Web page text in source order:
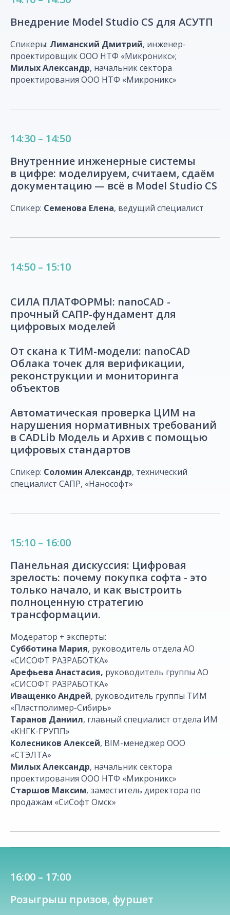
Внедрение Model Studio CS для АСУТП
Спикеры: Лиманский Дмитрий, инженер-
проектировщик ООО НТФ «Микроникс»;
Милых Александр, начальник сектора
проектирования ООО НТФ «Микроникс»
14:30 – 14:50
Внутренние инженерные системы
в цифре: моделируем, считаем, сдаём
документацию — всё в Model Studio CS
Спикер: Семенова Елена, ведущий специалист
14:50 – 15:10
СИЛА ПЛАТФОРМЫ: nanoCAD -
прочный САПР-фундамент для
цифровых моделей
От скана к ТИМ-модели: nanoCAD
Облака точек для верификации,
реконструкции и мониторинга
объектов
Автоматическая проверка ЦИМ на
нарушения нормативных требований
в CADLib Модель и Архив с помощью
цифровых стандартов
Спикер: Соломин Александр, технический
специалист САПР, «Нанософт»
15:10 – 16:00
Панельная дискуссия: Цифровая
зрелость: почему покупка софта - это
только начало, и как выстроить
полноценную стратегию
трансформации.
Модератор + эксперты:
Субботина Мария, руководитель отдела АО
«СИСОФТ РАЗРАБОТКА»
Арефьева Анастасия, руководитель группы АО
«СИСОФТ РАЗРАБОТКА»
Иващенко Андрей, руководитель группы ТИМ
«Пластполимер-Сибирь»
Таранов Даниил, главный специалист отдела ИМ
«КНГК-ГРУПП»
Колесников Алексей, BIM-менеджер ООО
«СТЭЛТА»
Милых Александр, начальник сектора
проектирования ООО НТФ «Микроникс»
Старшов Максим, заместитель директора по
продажам «СиСофт Омск»
16:00 – 17:00
Розыгрыш призов, фуршет